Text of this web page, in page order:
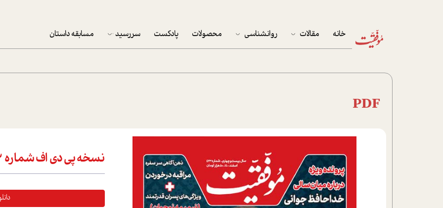
خانه مقالات
نوجوان
کار
پلاس
روانشناسی محصولات پادکست سررسید
تقویم دیواری
مسابقه داستان
PDF
نسخه پی دی اف شماره 423